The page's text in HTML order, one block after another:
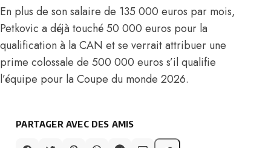
En plus de son salaire de 135 000 euros par mois,
Petkovic a déjà touché 50 000 euros pour la
qualification à la CAN et se verrait attribuer une
prime colossale de 500 000 euros s’il qualifie
l’équipe pour la Coupe du monde 2026.
PARTAGER AVEC DES AMIS